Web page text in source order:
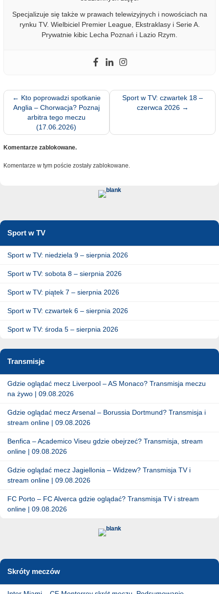
Specjalizuje się także w prawach telewizyjnych i nowościach na
rynku TV. Wielbiciel Premier League, Ekstraklasy i Serie A.
Prywatnie kibic Lecha Poznań i Lazio Rzym.
← Kto poprowadzi spotkanie
Anglia – Chorwacja? Poznaj
arbitra tego meczu
(17.06.2026)
Sport w TV: czwartek 18 –
czerwca 2026 →
Komentarze zablokowane.
Komentarze w tym poście zostały zablokowane.
Sport w TV
Sport w TV: niedziela 9 – sierpnia 2026
Sport w TV: sobota 8 – sierpnia 2026
Sport w TV: piątek 7 – sierpnia 2026
Sport w TV: czwartek 6 – sierpnia 2026
Sport w TV: środa 5 – sierpnia 2026
Transmisje
Gdzie oglądać mecz Liverpool – AS Monaco? Transmisja meczu
na żywo | 09.08.2026
Gdzie oglądać mecz Arsenal – Borussia Dortmund? Transmisja i
stream online | 09.08.2026
Benfica – Academico Viseu gdzie obejrzeć? Transmisja, stream
online | 09.08.2026
Gdzie oglądać mecz Jagiellonia – Widzew? Transmisja TV i
stream online | 09.08.2026
FC Porto – FC Alverca gdzie oglądać? Transmisja TV i stream
online | 09.08.2026
Skróty meczów